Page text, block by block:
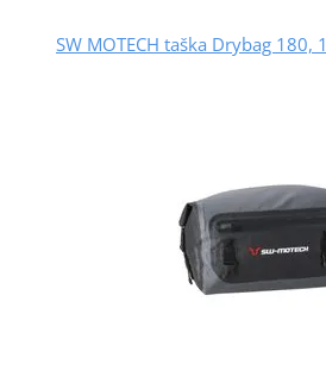
SW MOTECH taška Drybag 180,